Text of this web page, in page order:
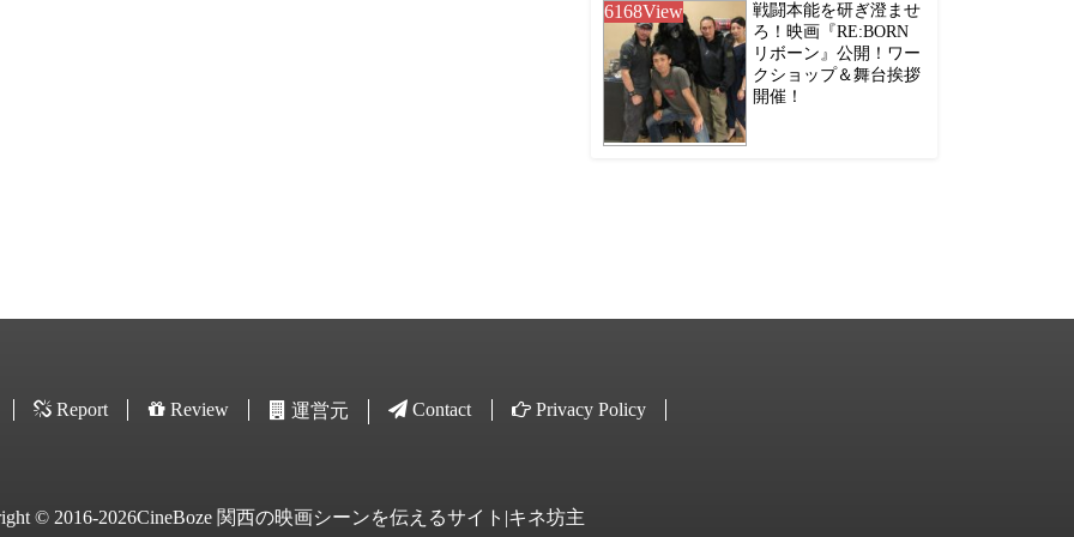
6168View
戦闘本能を研ぎ澄ませ
ろ！映画『RE:BORN
リボーン』公開！ワー
クショップ＆舞台挨拶
開催！
Report Review 運営元 Contact Privacy Policy
© 2016-2026CineBoze 関西の映画シーンを伝えるサイト|キネ坊主